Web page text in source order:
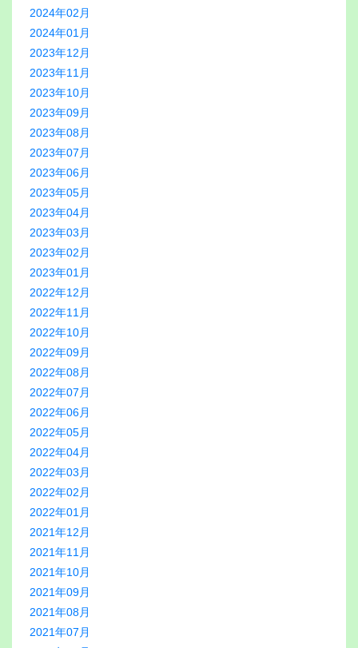
2024年02月
2024年01月
2023年12月
2023年11月
2023年10月
2023年09月
2023年08月
2023年07月
2023年06月
2023年05月
2023年04月
2023年03月
2023年02月
2023年01月
2022年12月
2022年11月
2022年10月
2022年09月
2022年08月
2022年07月
2022年06月
2022年05月
2022年04月
2022年03月
2022年02月
2022年01月
2021年12月
2021年11月
2021年10月
2021年09月
2021年08月
2021年07月